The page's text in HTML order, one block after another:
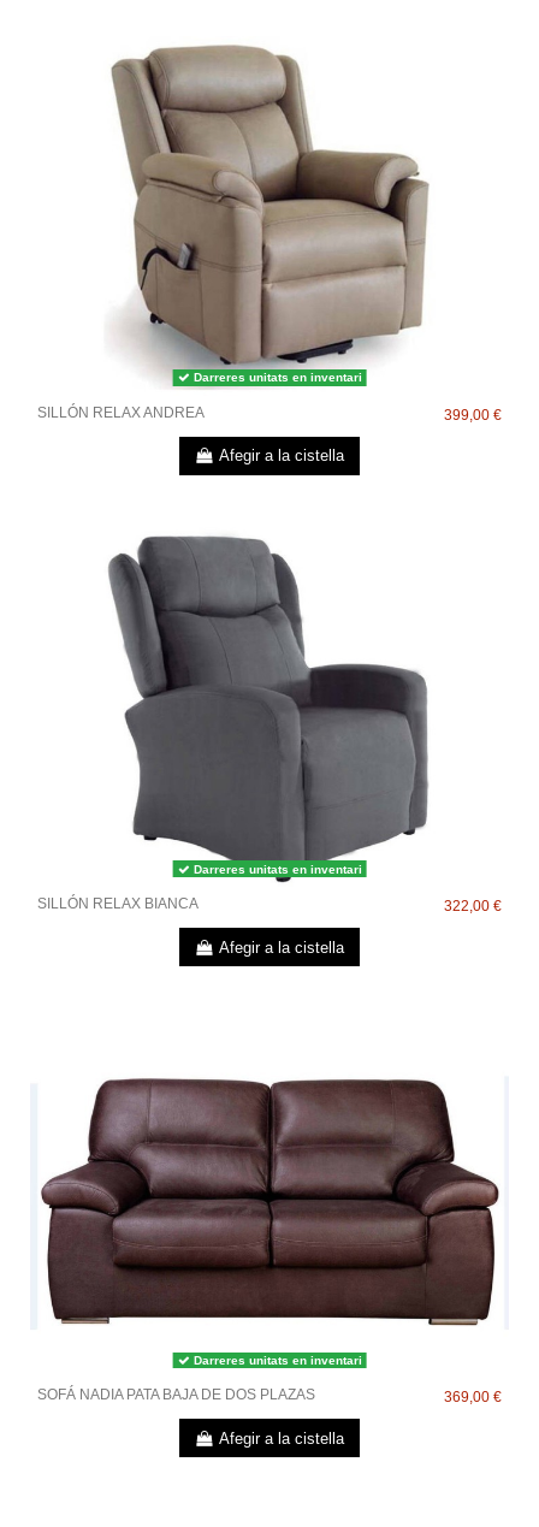
Darreres unitats en inventari
SILLÓN RELAX ANDREA 399,00 €
Afegir a la cistella
Darreres unitats en inventari
SILLÓN RELAX BIANCA 322,00 €
Afegir a la cistella
Darreres unitats en inventari
SOFÁ NADIA PATA BAJA DE DOS PLAZAS 369,00 €
Afegir a la cistella